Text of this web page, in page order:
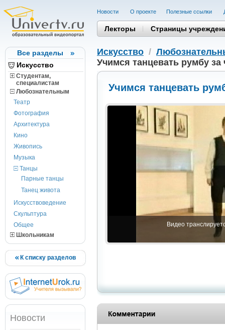
Все разделы
Искусство
Студентам,
cпециалистам
Любознательным
Театр
Фотография
Архитектура
Кино
Живопись
Музыка
Танцы
Парные танцы
Танец живота
Искусствоведение
Скульптура
Общее
Школьникам
К списку разделов
Новости
Новости О проекте Полезные cсылки
Лекторы Страницы
Искусство /
Учимся танцевать румбу за
Учимся танцевать
Видео